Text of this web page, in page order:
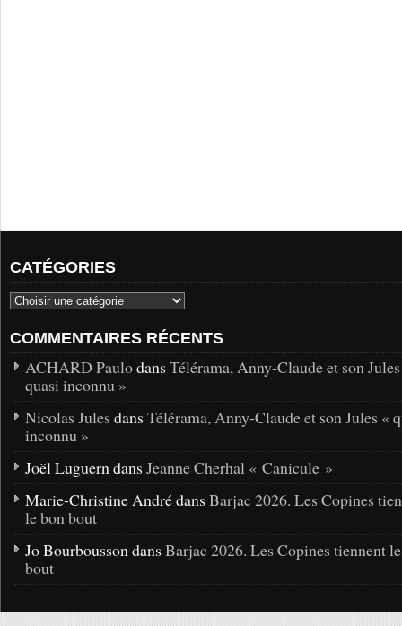
CATÉGORIES
COMMENTAIRES RÉCENTS
ACHARD Paulodans Télérama, Anny-Claude et son
quasi inconnu »
Nicolas Jules dans Télérama, Anny-Claude et son Jules «
inconnu »
Joël Luguern dans Jeanne Cherhal « Canicule »
Marie-Christine André dans Barjac 2026. Les Copines
le bon bout
Jo Bourbousson dans Barjac 2026. Les Copines tiennent
bout